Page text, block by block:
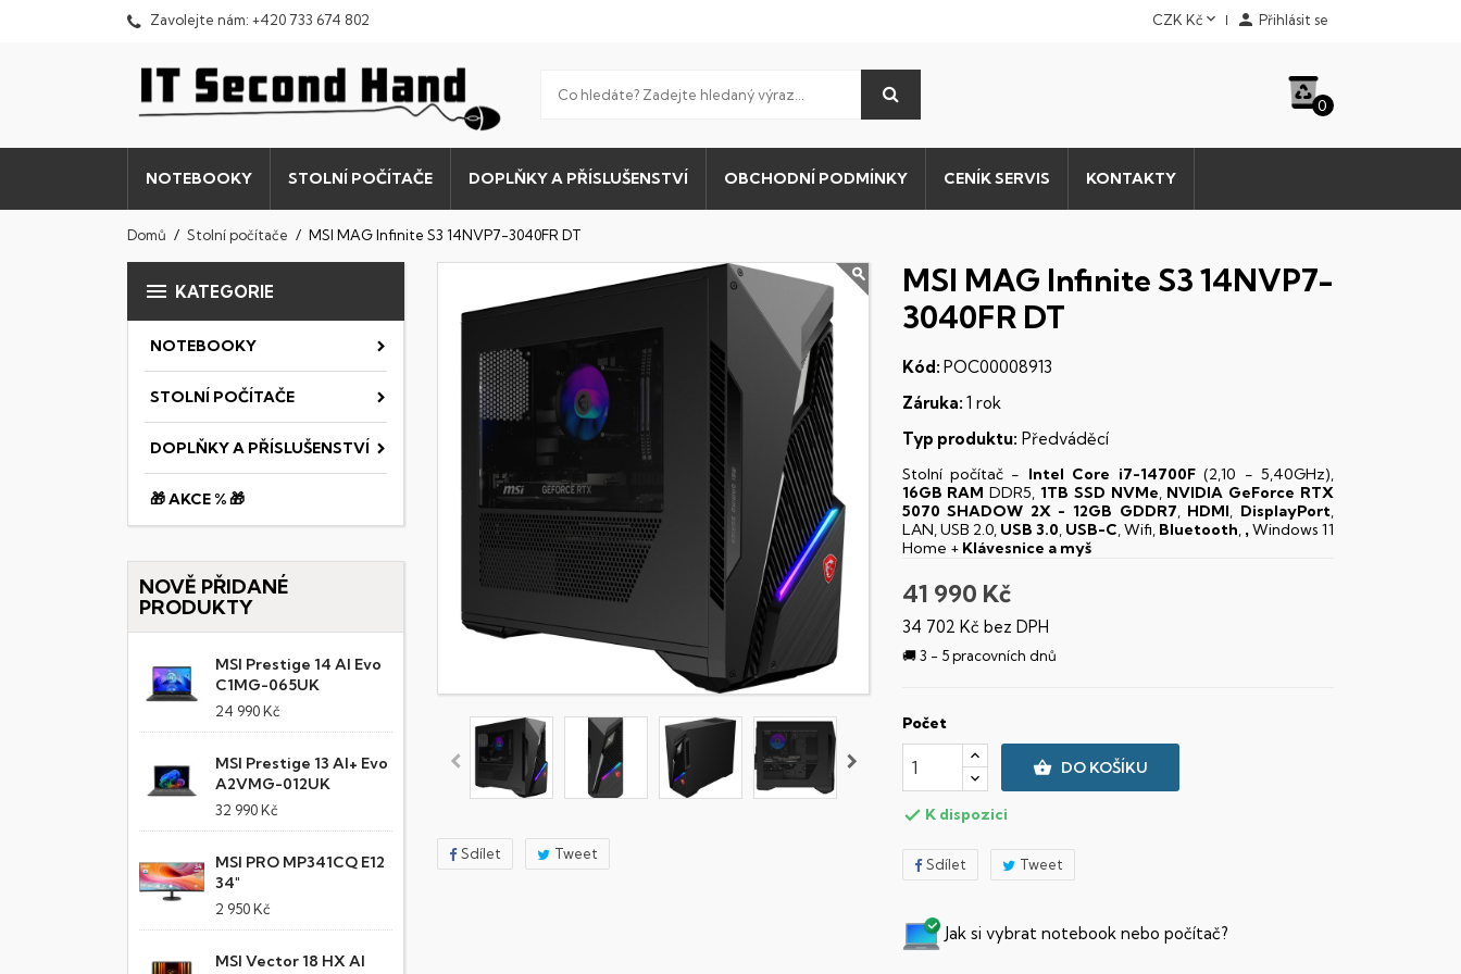
Zavolejte nám: +420 733 674 802 CZK Kč  Přihlásit se
0
NOTEBOOKY STOLNÍ POČÍTAČE DOPLŇKY A PŘÍSLUŠENSTVÍ OBCHODNÍ PODMÍNKY CENÍK SERVIS KONTAKTY
Domů Stolní počítače MSI MAG Infinite S3 14NVP7-3040FR DT
 KATEGORIE
NOTEBOOKY
STOLNÍ POČÍTAČE
DOPLŇKY A PŘÍSLUŠENSTVÍ
🎁 AKCE % 🎁
NOVĚ PŘIDANÉ
PRODUKTY
MSI Prestige 14 AI Evo
C1MG-065UK
24 990 Kč
MSI Prestige 13 AI+ Evo
A2VMG-012UK
32 990 Kč
MSI PRO MP341CQ E12
34"
2 950 Kč
MSI Vector 18 HX AI
Sdílet Tweet
MSI MAG Infinite S3 14NVP7-
3040FR DT
Kód: POC00008913
Záruka: 1 rok
Typ produktu: Předváděcí
Stolní počítač - Intel Core i7-14700F(2,10 - 5,40GHz),
16GB RAM DDR5, 1TB SSD NVMe, NVIDIA GeForce RTX
5070 SHADOW 2X - 12GB GDDR7, HDMI, DisplayPort,
LAN, USB 2.0, USB 3.0, USB-C, Wifi, Bluetooth, ,Windows 11
Home + Klávesnice a myš
41 990 Kč
34 702 Kč bez DPH
🚚 3 - 5 pracovních dnů
Počet
 DO KOŠÍKU
 K dispozici
Sdílet Tweet
Jak si vybrat notebook nebo počítač?